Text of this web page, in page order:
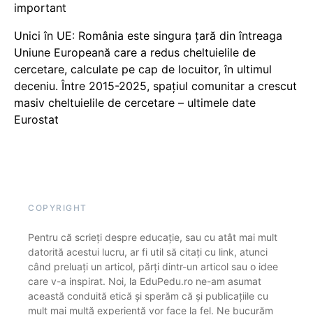
important
Unici în UE: România este singura țară din întreaga
Uniune Europeană care a redus cheltuielile de
cercetare, calculate pe cap de locuitor, în ultimul
deceniu. Între 2015-2025, spațiul comunitar a crescut
masiv cheltuielile de cercetare – ultimele date
Eurostat
COPYRIGHT
Pentru că scrieți despre educație, sau cu atât mai mult
datorită acestui lucru, ar fi util să citați cu link, atunci
când preluați un articol, părți dintr-un articol sau o idee
care v-a inspirat. Noi, la EduPedu.ro ne-am asumat
această conduită etică și sperăm că și publicațiile cu
mult mai multă experiență vor face la fel. Ne bucurăm